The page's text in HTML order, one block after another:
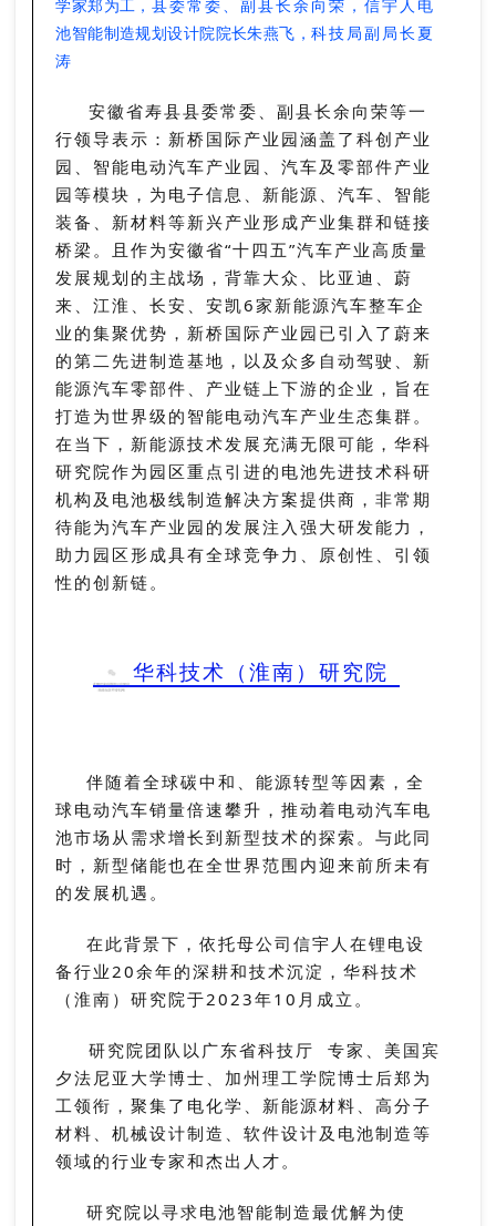
学家郑为工， 县委常委、副县长余向荣，信宇人 电
池智能制造规划设计院院长朱燕飞， 科技局副局长夏
涛
安徽省寿县县委常委、副县长余向荣等一
行领导表示：新桥国际产业园涵盖了科创产业
园、智能电动汽车产业园、汽车及零部件产业
园等模块，为电子信息、新能源、汽车、智能
装备、新材料等新兴产业形成产业集群和链接
桥梁。且作为安徽省“十四五”汽车产业高质量
发展规划的主战场，背靠大众、比亚迪、蔚
来、江淮、长安、安凯6家新能源汽车整车企
业的集聚优势，新桥国际产业园已引入了蔚来
的第二先进制造基地，以及众多自动驾驶、新
能源汽车零部件、产业链上下游的企业，旨在
打造为世界级的智能电动汽车产业生态集群。
在当下，新能源技术发展充满无限可能，华科
研究院作为园区重点引进的电池先进技术科研
机构及电池极线制造解决方案提供商，非常期
待能为汽车产业园的发展注入强大研发能力，
助力园区形成具有全球竞争力、原创性、引领
性的创新链。
华科技术（淮南）研究院
伴随着全球碳中和、能源转型等因素，全
球电动汽车销量倍速攀升，推动着电动汽车电
池市场从需求增长到新型技术的探索。与此同
时，新型储能也在全世界范围内迎来前所未有
的发展机遇。
在此背景下，依托母公司信宇人在锂电设
备行业20余年的深耕和技术沉淀，华科技术
（淮南）研究院于2023年10月成立。
研究院团队以 广东省科技厅
专家、美国宾
夕法尼亚大学博士、加州理工学院博士后郑为
工领衔，聚集了电化学、新能源材料、高分子
材料、机械设计制造、软件设计及电池制造等
领域的行业专家和杰出人才。
研究院以寻求电池智能制造最优解为使